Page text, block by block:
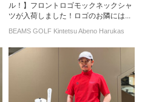
ル！】フロントロゴモックネックシャ
ツが入荷しました！ロゴのお隣には...
BEAMS GOLF Kintetsu Abeno Harukas